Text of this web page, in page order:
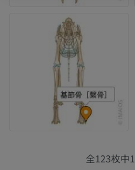
全123枚中